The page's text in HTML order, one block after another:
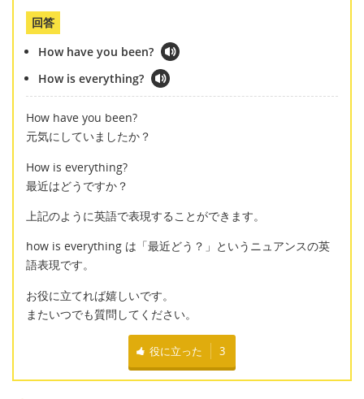
回答
How have you been?
How is everything?
How have you been?
元気にしていましたか？
How is everything?
最近はどうですか？
上記のように英語で表現することができます。
how is everything は「最近どう？」というニュアンスの英
語表現です。
お役に立てれば嬉しいです。
またいつでも質問してください。
役に立った 3